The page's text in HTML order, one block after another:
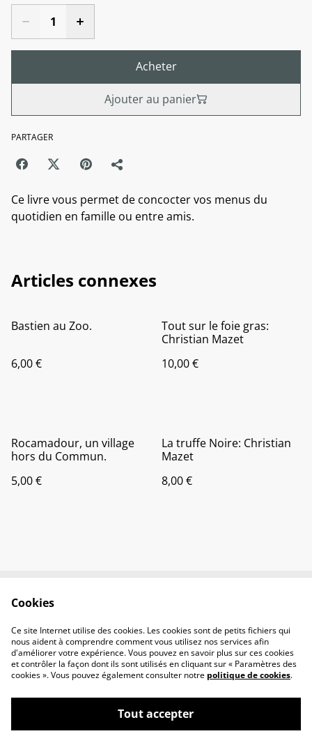
Acheter
Ajouter au panier
PARTAGER
Ce livre vous permet de concocter vos menus du
quotidien en famille ou entre amis.
Articles connexes
Bastien au Zoo.
6,00 €
Tout sur le foie gras:
Christian Mazet
10,00 €
Rocamadour, un village
hors du Commun.
5,00 €
La truffe Noire: Christian
Mazet
8,00 €
Politique de
confidentialité
Politique de cookies
Cookies
Ce site Internet utilise des cookies. Les cookies sont de petits fichiers qui
nous aident à comprendre comment vous utilisez nos services afin
d'améliorer votre expérience. Vous pouvez en savoir plus sur ces cookies
et contrôler la façon dont ils sont utilisés en cliquant sur « Paramètres des
cookies ». Vous pouvez également consulter notre politique de cookies.
Tout accepter